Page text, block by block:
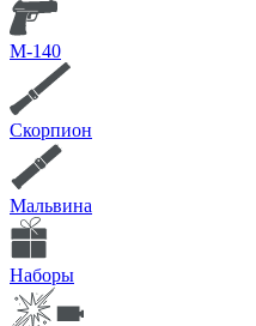
М-140
Скорпион
Мальвина
Наборы